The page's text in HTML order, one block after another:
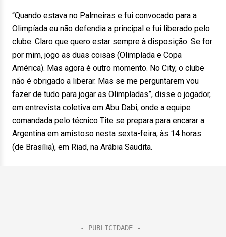
“Quando estava no Palmeiras e fui convocado para a
Olimpíada eu não defendia a principal e fui liberado pelo
clube. Claro que quero estar sempre à disposição. Se for
por mim, jogo as duas coisas (Olimpíada e Copa
América). Mas agora é outro momento. No City, o clube
não é obrigado a liberar. Mas se me perguntarem vou
fazer de tudo para jogar as Olimpíadas”, disse o jogador,
em entrevista coletiva em Abu Dabi, onde a equipe
comandada pelo técnico Tite se prepara para encarar a
Argentina em amistoso nesta sexta-feira, às 14 horas
(de Brasília), em Riad, na Arábia Saudita.